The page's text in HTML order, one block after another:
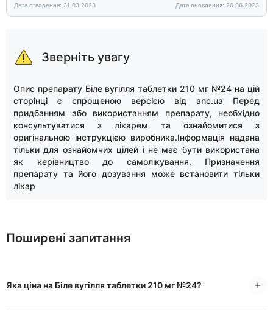
Дата створення: 31.03.2023
Дата оновлення: 26.06.2023
Зверніть увагу
Опис препарату Біле вугілля таблетки 210 мг №24 на цій
сторінці є спрощеною версією від anc.ua Перед
придбанням або використанням препарату, необхідно
консультуватися з лікарем та ознайомитися з
оригінальною інструкцією виробника.Інформація надана
тільки для ознайомчих цілей і не має бути використана
як керівництво до самолікування. Призначення
препарату та його дозування може встановити тільки
лікар
Поширені запитання
Яка ціна на Біле вугілля таблетки 210 мг №24?